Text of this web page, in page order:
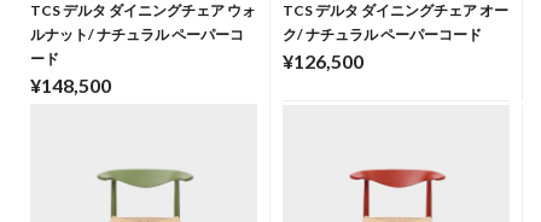
TCS デルタ ダイニングチェア ウォ
ルナット/ ナチュラル ペーパーコ
ード
¥148,500
TCS デルタ ダイニングチェア オー
ク/ ナチュラル ペーパーコード
¥126,500